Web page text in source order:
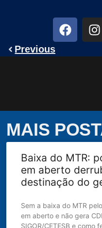
Previous
MAIS
Baixa do MTR:
em aberto
destinação do
Sem a baixa do MTR
em aberto e não gera
SIGOR/CETESB e como